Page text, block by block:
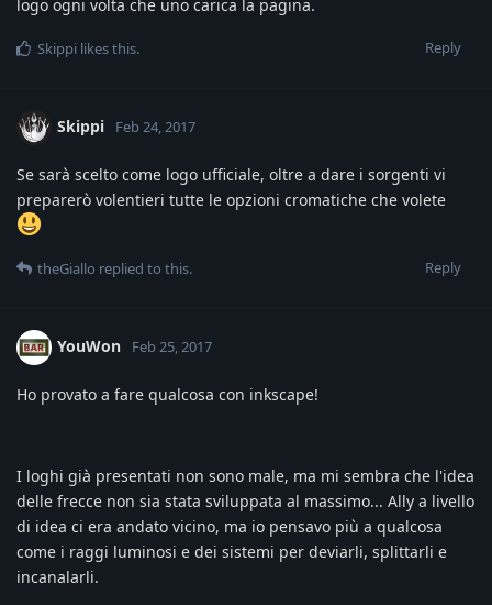
logo ogni volta che uno carica la pagina.
Reply
Skippi likes this.
Skippi Feb 24, 2017
Se sarà scelto come logo ufficiale, oltre a dare i sorgenti vi
preparerò volentieri tutte le opzioni cromatiche che volete
Reply
theGiallo replied to this.
YouWon Feb 25, 2017
Ho provato a fare qualcosa con inkscape!
I loghi già presentati non sono male, ma mi sembra che l'idea
delle frecce non sia stata sviluppata al massimo... Ally a livello
di idea ci era andato vicino, ma io pensavo più a qualcosa
come i raggi luminosi e dei sistemi per deviarli, splittarli e
incanalarli.